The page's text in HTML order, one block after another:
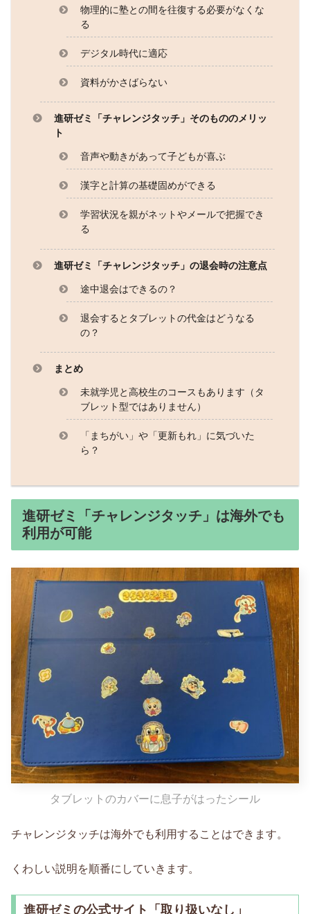
物理的に塾との間を往復する必要がなくな
る
デジタル時代に適応
資料がかさばらない
進研ゼミ「チャレンジタッチ」そのもののメリッ
ト
音声や動きがあって子どもが喜ぶ
漢字と計算の基礎固めができる
学習状況を親がネットやメールで把握でき
る
進研ゼミ「チャレンジタッチ」の退会時の注意点
途中退会はできるの？
退会するとタブレットの代金はどうなる
の？
まとめ
未就学児と高校生のコースもあります（タ
ブレット型ではありません）
「まちがい」や「更新もれ」に気づいた
ら？
進研ゼミ「チャレンジタッチ」は海外でも
利用が可能
タブレットのカバーに息子がはったシール
チャレンジタッチは海外でも利用することはできます。
くわしい説明を順番にしていきます。
進研ゼミの公式サイト「取り扱いなし」